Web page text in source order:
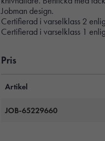
Jobman design.
Certifierad i varselklass 2
Certifierad i varselklass 1
Pris
Artikel
JOB-65229660